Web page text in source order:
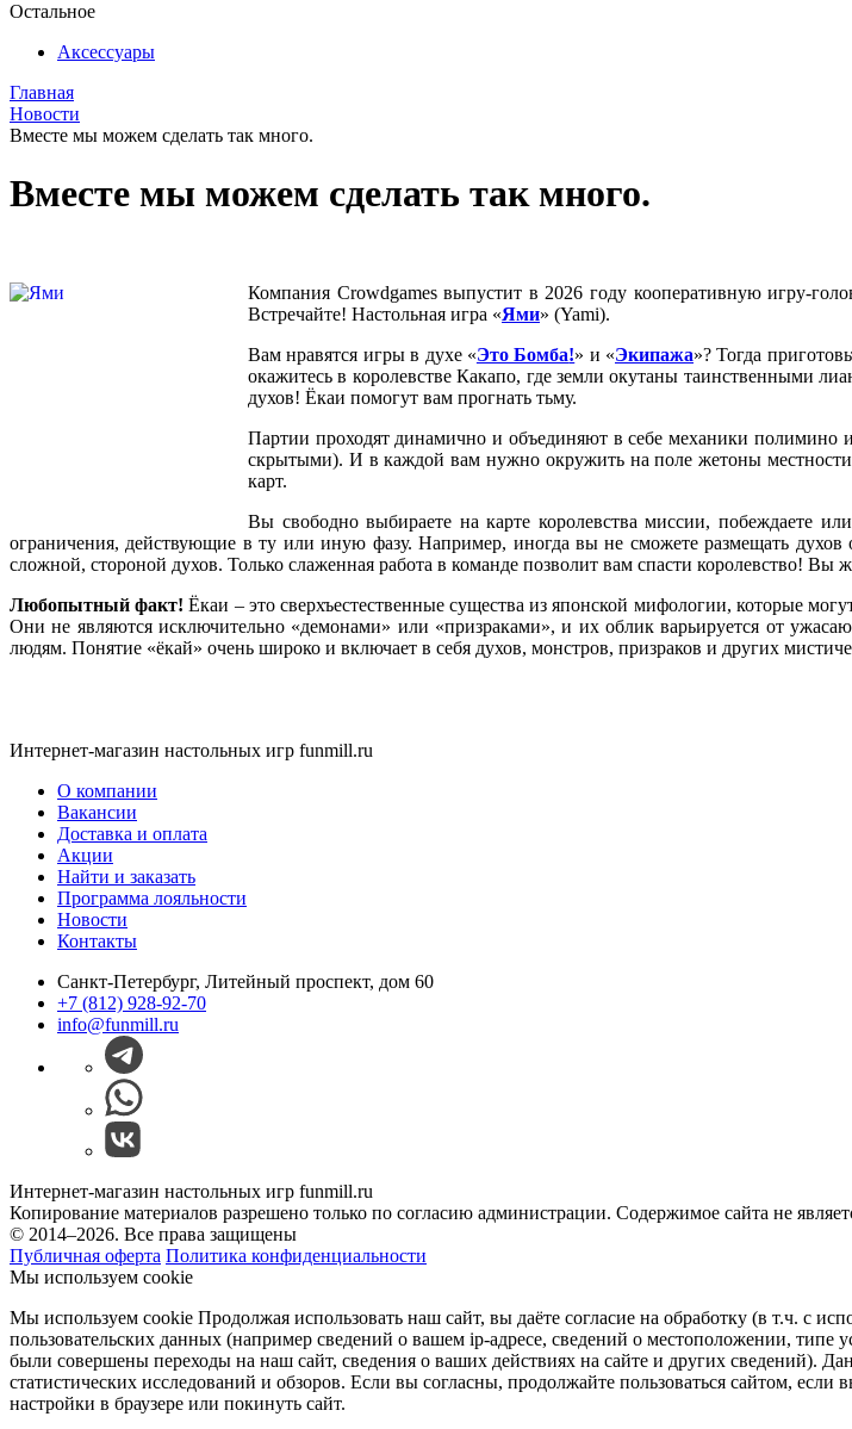
Остальное
Аксессуары
Главная
Новости
Вместе мы можем сделать так много.
Вместе мы можем сделать так много.
Компания Crowdgames выпустит в 2026 году кооперативную игру-
Встречайте! Настольная игра «Ями» (Yami).
Вам нравятся игры в духе «Это Бомба!» и «Экипажа»? Тогда
окажитесь в королевстве Какапо, где земли окутаны таинственными
духов! Ёкаи помогут вам прогнать тьму.
Партии проходят динамично и объединяют в себе механики полимино
скрытыми). И в каждой вам нужно окружить на поле жетоны
карт.
Вы свободно выбираете на карте королевства миссии, побеждаете
ограничения, действующие в ту или иную фазу. Например, иногда вы не сможете размещать духов
сложной, стороной духов. Только слаженная работа в команде позволит вам спасти королевство! Вы
Любопытный факт!Ёкаи – это сверхъестественные существа из японской мифологии, которые
Они не являются исключительно «демонами» или «призраками», и их облик варьируется от
людям. Понятие «ёкай» очень широко и включает в себя духов, монстров, призраков и других
Интернет-магазин настольных игр funmill.ru
О компании
Вакансии
Доставка и оплата
Акции
Найти и заказать
Программа лояльности
Новости
Контакты
Санкт-Петербург, Литейный проспект, дом 60
+7 (812) 928-92-70
info@funmill.ru
Интернет-магазин настольных игр funmill.ru
Копирование материалов разрешено только по согласию администрации. Содержимое сайта не
© 2014–2026. Все права защищены
Публичная оферта Политика конфиденциальности
Мы используем cookie
Мы используем cookie Продолжая использовать наш cайт, вы даёте согласие на обработку (в т.ч. с
пользовательских данных (например сведений о вашем ip-адресе, сведений о местоположении, типе
были совершены переходы на наш сайт, сведения о ваших действиях на сайте и других сведений).
статистических исследований и обзоров. Если вы согласны, продолжайте пользоваться сайтом,
настройки в браузере или покинуть сайт.